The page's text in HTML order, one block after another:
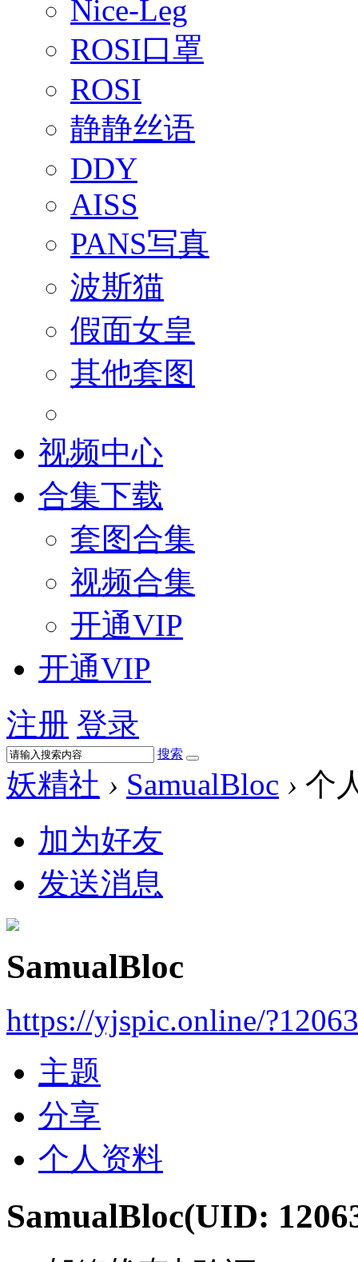
Nice-Leg
ROSI口罩
ROSI
静静丝语
DDY
AISS
PANS写真
波斯猫
假面女皇
其他套图
视频中心
合集下载
套图合集
视频合集
开通VIP
开通VIP
注册 登录
搜索
妖精社 › SamualBloc › 个
加为好友
发送消息
SamualBloc
https://yjspic.online/
主题
分享
个人资料
SamualBloc(UID: